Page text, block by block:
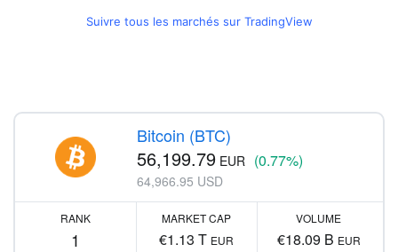
Suivre tous les marchés sur TradingView
Bitcoin (BTC)
56,199.79 EUR (0.77%)
64,966.95 USD
RANK
1
MARKET CAP
€1.13 T EUR
VOLUME
€18.09 B EUR